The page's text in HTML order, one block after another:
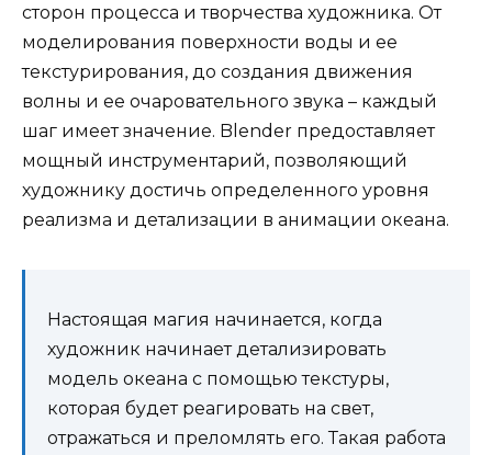
сторон процесса и творчества художника. От
моделирования поверхности воды и ее
текстурирования, до создания движения
волны и ее очаровательного звука – каждый
шаг имеет значение. Blender предоставляет
мощный инструментарий, позволяющий
художнику достичь определенного уровня
реализма и детализации в анимации океана.
Настоящая магия начинается, когда
художник начинает детализировать
модель океана с помощью текстуры,
которая будет реагировать на свет,
отражаться и преломлять его. Такая работа